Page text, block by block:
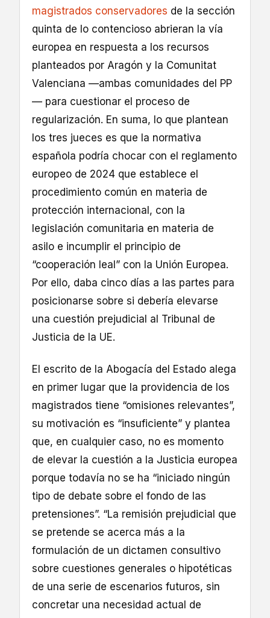
magistrados conservadores de la sección
quinta de lo contencioso abrieran la vía
europea en respuesta a los recursos
planteados por Aragón y la Comunitat
Valenciana —ambas comunidades del PP
— para cuestionar el proceso de
regularización. En suma, lo que plantean
los tres jueces es que la normativa
española podría chocar con el reglamento
europeo de 2024 que establece el
procedimiento común en materia de
protección internacional, con la
legislación comunitaria en materia de
asilo e incumplir el principio de
“cooperación leal” con la Unión Europea.
Por ello, daba cinco días a las partes para
posicionarse sobre si debería elevarse
una cuestión prejudicial al Tribunal de
Justicia de la UE.
El escrito de la Abogacía del Estado alega
en primer lugar que la providencia de los
magistrados tiene “omisiones relevantes”,
su motivación es “insuficiente” y plantea
que, en cualquier caso, no es momento
de elevar la cuestión a la Justicia europea
porque todavía no se ha “iniciado ningún
tipo de debate sobre el fondo de las
pretensiones”. “La remisión prejudicial que
se pretende se acerca más a la
formulación de un dictamen consultivo
sobre cuestiones generales o hipotéticas
de una serie de escenarios futuros, sin
concretar una necesidad actual de